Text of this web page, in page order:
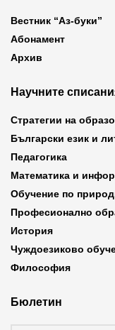
Вестник “Аз-буки”
Абонамент
Архив
Научните
Стратегии на
Български език и
Педагогика
Математика и
Обучение по
Професионално
История
Чуждоезиково
Философия
Бюлетин